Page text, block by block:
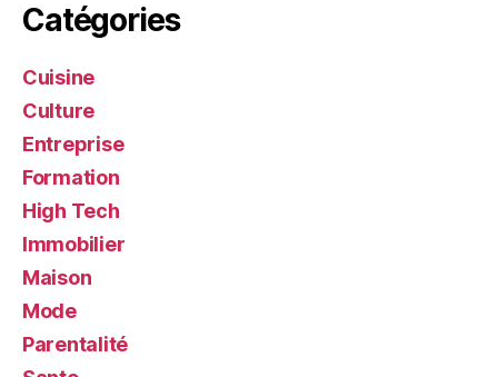
Catégories
Cuisine
Culture
Entreprise
Formation
High Tech
Immobilier
Maison
Mode
Parentalité